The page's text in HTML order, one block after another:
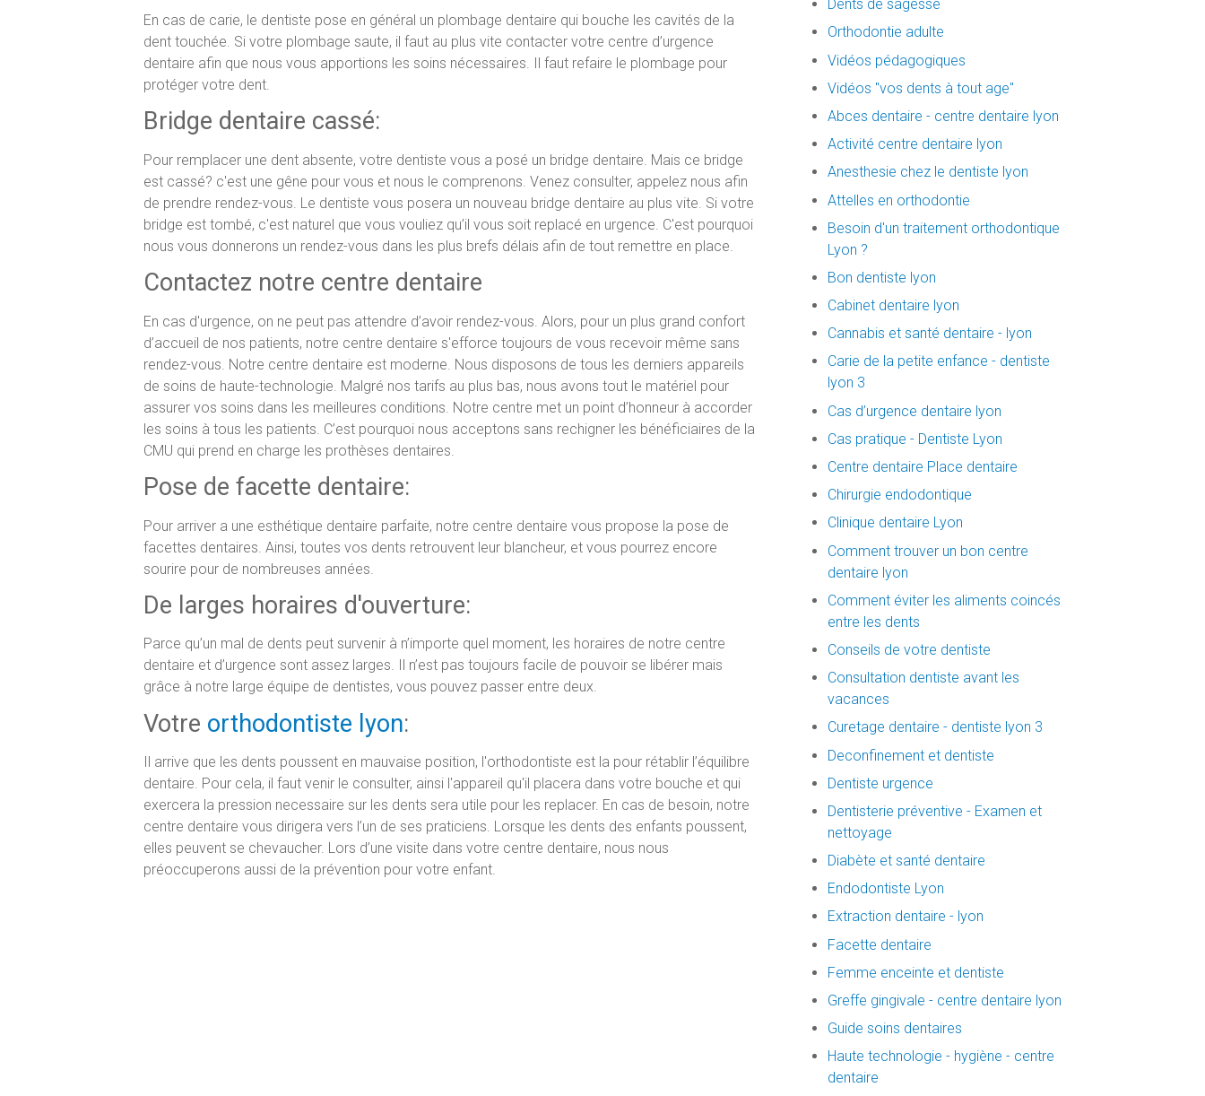
En cas de carie, le dentiste pose en général un plombage dentaire qui bouche les cavités de la
dent touchée. Si votre plombage saute, il faut au plus vite contacter votre centre d’urgence
dentaire afin que nous vous apportions les soins nécessaires. Il faut refaire le plombage pour
protéger votre dent.
Bridge dentaire cassé:
Pour remplacer une dent absente, votre dentiste vous a posé un bridge dentaire. Mais ce bridge
est cassé? c'est une gêne pour vous et nous le comprenons. Venez consulter, appelez nous afin
de prendre rendez-vous. Le dentiste vous posera un nouveau bridge dentaire au plus vite. Si votre
bridge est tombé, c'est naturel que vous vouliez qu’il vous soit replacé en urgence. C'est pourquoi
nous vous donnerons un rendez-vous dans les plus brefs délais afin de tout remettre en place.
Contactez notre centre dentaire
En cas d'urgence, on ne peut pas attendre d’avoir rendez-vous. Alors, pour un plus grand confort
d’accueil de nos patients, notre centre dentaire s'efforce toujours de vous recevoir même sans
rendez-vous. Notre centre dentaire est moderne. Nous disposons de tous les derniers appareils
de soins de haute-technologie. Malgré nos tarifs au plus bas, nous avons tout le matériel pour
assurer vos soins dans les meilleures conditions. Notre centre met un point d’honneur à accorder
les soins à tous les patients. C’est pourquoi nous acceptons sans rechigner les bénéficiaires de la
CMU qui prend en charge les prothèses dentaires.
Pose de facette dentaire:
Pour arriver a une esthétique dentaire parfaite, notre centre dentaire vous propose la pose de
facettes dentaires. Ainsi, toutes vos dents retrouvent leur blancheur, et vous pourrez encore
sourire pour de nombreuses années.
De larges horaires d'ouverture:
Parce qu’un mal de dents peut survenir à n’importe quel moment, les horaires de notre centre
dentaire et d’urgence sont assez larges. Il n’est pas toujours facile de pouvoir se libérer mais
grâce à notre large équipe de dentistes, vous pouvez passer entre deux.
Votre orthodontiste lyon:
Il arrive que les dents poussent en mauvaise position, l'orthodontiste est la pour rétablir l’équilibre
dentaire. Pour cela, il faut venir le consulter, ainsi l'appareil qu'il placera dans votre bouche et qui
exercera la pression necessaire sur les dents sera utile pour les replacer. En cas de besoin, notre
centre dentaire vous dirigera vers l’un de ses praticiens. Lorsque les dents des enfants poussent,
elles peuvent se chevaucher. Lors d’une visite dans votre centre dentaire, nous nous
préoccuperons aussi de la prévention pour votre enfant.
Dents de sagesse
Orthodontie adulte
Vidéos pédagogiques
Vidéos "vos dents à tout age"
Abces dentaire - centre dentaire lyon
Activité centre dentaire lyon
Anesthesie chez le dentiste lyon
Attelles en orthodontie
Besoin d'un traitement orthodontique
Lyon ?
Bon dentiste lyon
Cabinet dentaire lyon
Cannabis et santé dentaire - lyon
Carie de la petite enfance - dentiste
lyon 3
Cas d’urgence dentaire lyon
Cas pratique - Dentiste Lyon
Centre dentaire Place dentaire
Chirurgie endodontique
Clinique dentaire Lyon
Comment trouver un bon centre
dentaire lyon
Comment éviter les aliments coincés
entre les dents
Conseils de votre dentiste
Consultation dentiste avant les
vacances
Curetage dentaire - dentiste lyon 3
Deconfinement et dentiste
Dentiste urgence
Dentisterie préventive - Examen et
nettoyage
Diabète et santé dentaire
Endodontiste Lyon
Extraction dentaire - lyon
Facette dentaire
Femme enceinte et dentiste
Greffe gingivale - centre dentaire lyon
Guide soins dentaires
Haute technologie - hygiène - centre
dentaire